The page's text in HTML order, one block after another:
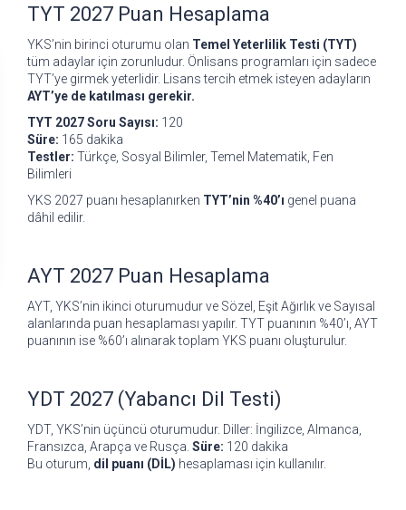
TYT 2027 Puan Hesaplama
YKS’nin birinci oturumu olan Temel Yeterlilik Testi (TYT)
tüm adaylar için zorunludur. Önlisans programları için sadece
TYT’ye girmek yeterlidir. Lisans tercih etmek isteyen adayların
AYT’ye de katılması gerekir.
TYT 2027 Soru Sayısı: 120
Süre: 165 dakika
Testler: Türkçe, Sosyal Bilimler, Temel Matematik, Fen
Bilimleri
YKS 2027 puanı hesaplanırken TYT’nin %40’ı genel puana
dâhil edilir.
AYT 2027 Puan Hesaplama
AYT, YKS’nin ikinci oturumudur ve Sözel, Eşit Ağırlık ve Sayısal
alanlarında puan hesaplaması yapılır. TYT puanının %40’ı, AYT
puanının ise %60’ı alınarak toplam YKS puanı oluşturulur.
YDT 2027 (Yabancı Dil Testi)
YDT, YKS’nin üçüncü oturumudur. Diller: İngilizce, Almanca,
Fransızca, Arapça ve Rusça. Süre: 120 dakika
Bu oturum, dil puanı (DİL) hesaplaması için kullanılır.